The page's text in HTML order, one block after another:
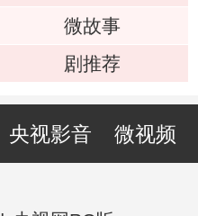
微故事
剧推荐
央视影音 微视频